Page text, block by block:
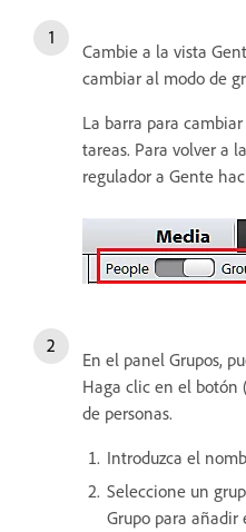
Cambie a la vista
cambiar al modo de
La barra para
tareas. Para volver a
regulador a Gente
En el panel Grupos,
Haga clic en el botón
de personas.
Introduzca el
Seleccione un
Grupo para añadir